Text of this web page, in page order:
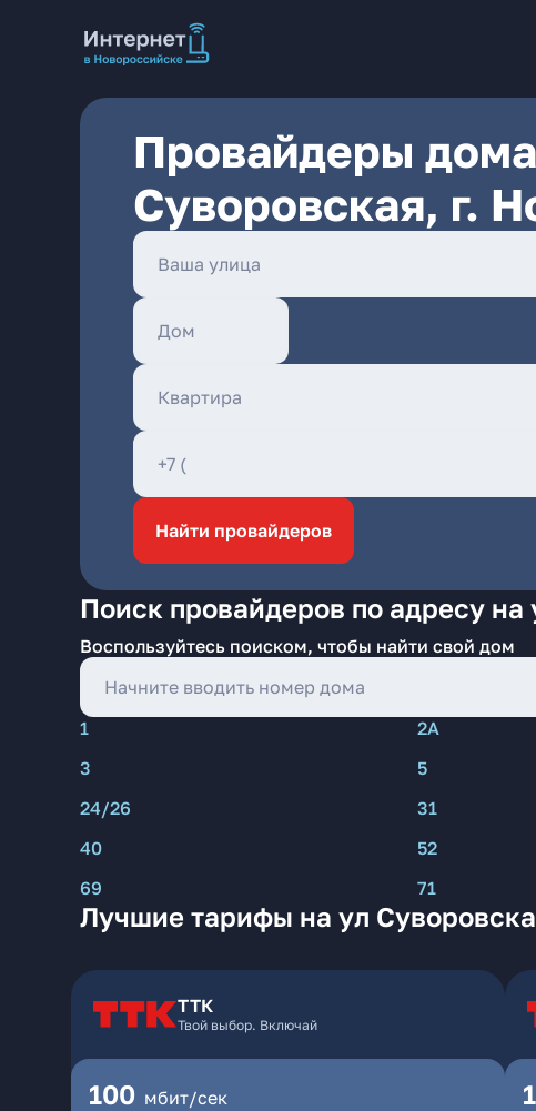
Провайдеры
Суворовская, г.
Найти провайдеров
Поиск провайдеров по адресу
Воспользуйтесь поиском, чтобы найти свой дом
1 2А
3
5
24/26
31
40
52
69
71
Лучшие тарифы на ул
ТТК
Твой выбор. Включай
100 мбит/сек